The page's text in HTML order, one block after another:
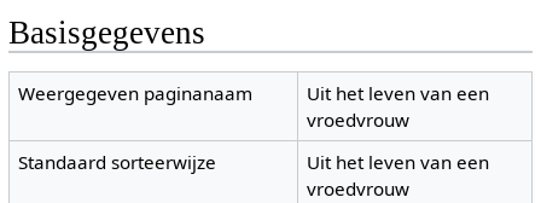
Basisgegevens
Weergegeven paginanaam
Uit het leven van een
vroedvrouw
Standaard sorteerwijze
Uit het leven van een
vroedvrouw